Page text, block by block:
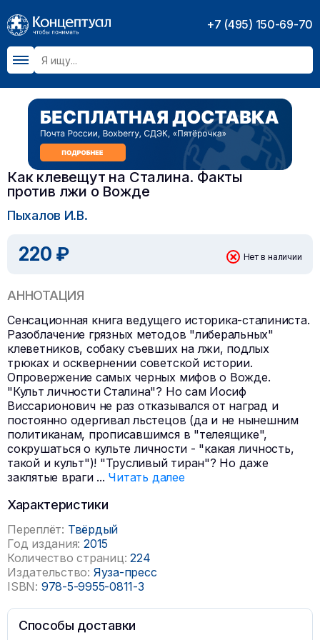
+7 (495) 150-69-70
Как клевещут на Сталина. Факты
против лжи о Вожде
Пыхалов И.В.
220 ₽ Нет в наличии
АННОТАЦИЯ
Сенсационная книга ведущего историка-сталиниста.
Разоблачение грязных методов "либеральных"
клеветников, собаку съевших на лжи, подлых
трюках и осквернении советской истории.
Опровержение самых черных мифов о Вожде.
"Культ личности Сталина"? Но сам Иосиф
Виссарионович не раз отказывался от наград и
постоянно одергивал льстецов (да и не нынешним
политиканам, прописавшимся в "телеящике",
сокрушаться о культе личности - "какая личность,
такой и культ")! "Трусливый тиран"? Но даже
заклятые враги ... Читать далее
Характеристики
Переплёт: Твёрдый
Год издания: 2015
Количество страниц: 224
Издательство: Яуза-пресс
ISBN: 978-5-9955-0811-3
Способы доставки